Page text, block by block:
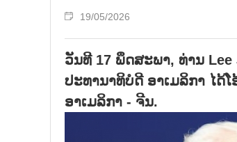
19/05/2026
ວັນທີ 17 ພຶດສະພາ, ທ່ານ Lee
ປະທານາທິບໍດີ ອາເມລິກາ ໄ
ອາເມລິກາ - ຈີນ.